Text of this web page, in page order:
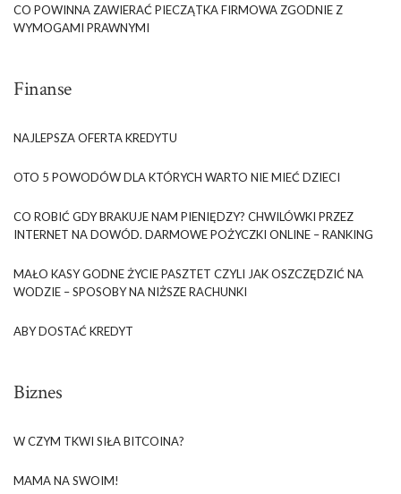
CO POWINNA ZAWIERAĆ PIECZĄTKA FIRMOWA ZGODNIE Z
WYMOGAMI PRAWNYMI
Finanse
NAJLEPSZA OFERTA KREDYTU
OTO 5 POWODÓW DLA KTÓRYCH WARTO NIE MIEĆ DZIECI
CO ROBIĆ GDY BRAKUJE NAM PIENIĘDZY? CHWILÓWKI PRZEZ
INTERNET NA DOWÓD. DARMOWE POŻYCZKI ONLINE – RANKING
MAŁO KASY GODNE ŻYCIE PASZTET CZYLI JAK OSZCZĘDZIĆ NA
WODZIE – SPOSOBY NA NIŻSZE RACHUNKI
ABY DOSTAĆ KREDYT
Biznes
W CZYM TKWI SIŁA BITCOINA?
MAMA NA SWOIM!